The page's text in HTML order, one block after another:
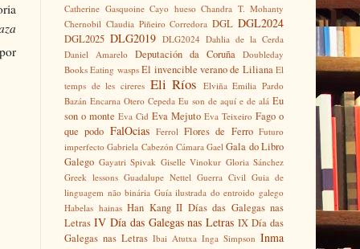
Catherine Gasquoine Cayo hueso Chandra T. Mohanty
Chernobil Claudia Piñeiro Corredora DGL DGL2024
DGL2025 DLG2019 DLG2024 Dahlia de la Cerda
Daniel Amarelo Deputación da Coruña Doubleday
Books Eating wasps El invencible verano de Liliana El
temps de les cireres Eli Ríos Elviña Emilia Pardo
Bazán Encarna Otero Cepeda Eu son de aquí e de alá Eu
son o monte Eva Cid Eva Mejuto Eva Teixeiro Fago o
que podo FalOcias Ferrol Flores de Ferro Futuro
imperfecto Gabriela Cabezón Cámara Gael Gala do Libro
Galego Gayatri Spivak Giselle Vinokur Gloria Sánchez
Greek lessons Guadalupe Nettel Guerra Civil Guia de
linguagem não binária Guía ilustrada do entroido galego
Habelas hainas Han Kang II Días das Galegas nas
Letras IV Día das Galegas nas Letras IX Día das
Galegas nas Letras Ibai Atutxa Inga Simpson Inma